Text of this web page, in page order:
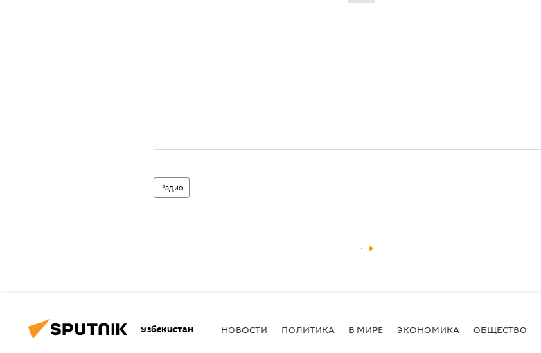
Радио
Узбекистан НОВОСТИ ПОЛИТИКА В МИРЕ ЭКОНОМИКА ОБЩЕСТВО